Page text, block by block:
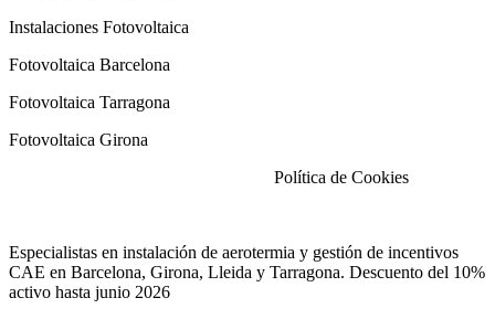
Instalaciones Fotovoltaica
Fotovoltaica Barcelona
Fotovoltaica Tarragona
Fotovoltaica Girona
Política de Cookies
Especialistas en instalación de aerotermia y gestión de incentivos
CAE en Barcelona, Girona, Lleida y Tarragona. Descuento del 10%
activo hasta junio 2026